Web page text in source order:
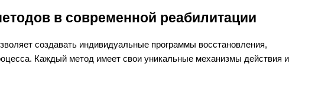
в современной реабилитации
создавать индивидуальные программы восстановления,
Каждый метод имеет свои уникальные механизмы действия и